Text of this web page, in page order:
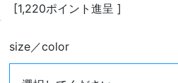
[1,220ポイント進呈 ]
size／color